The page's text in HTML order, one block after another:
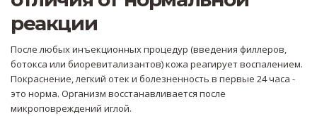
реакции
После любыхинъекционных процедур (введения филлеров,
ботокса или биоревитализантов) кожа реагирует воспалением.
Покраснение, легкий отек и болезненность в первые 24 часа -
это норма. Организм восстанавливается после
микроповреждений иглой.